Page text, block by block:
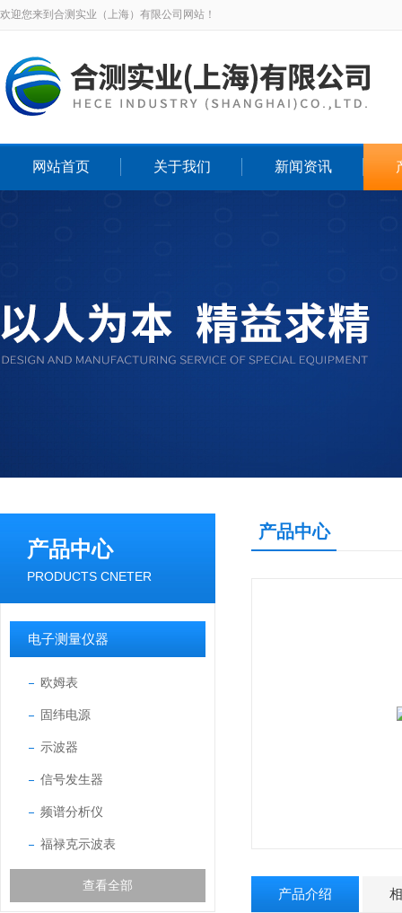
欢迎您来到合测实业（上海）有限公司网站！
网站首页 关于我们 新闻资讯
产品中心
PRODUCTS CNETER
电子测量仪器
欧姆表
固纬电源
示波器
信号发生器
频谱分析仪
福禄克示波表
查看全部
产品中心
产品介绍